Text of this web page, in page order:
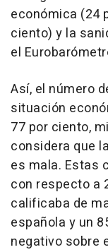
económica (24
ciento) y la
el
Así, el número
situación
77 por ciento,
considera que
es mala. Estas
con respecto a
calificaba de
española y un
negativo sobre